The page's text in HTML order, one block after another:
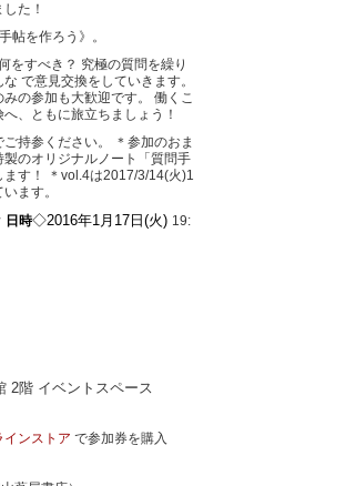
た！
帖を作ろう》。
をすべき？ 究極の質問を繰り
な で意見交換をしていきます。
の参加も大歓迎です。
働くこ
、ともに旅立ちましょう！
持参ください。
＊参加のおま
のオリジナルノート「質問手
す！
＊vol.4は2017/3/14(火)1
ます。
日時◇2016年1月17日(火) 19:
2階 イベントスペース
インストア で参加券を購入